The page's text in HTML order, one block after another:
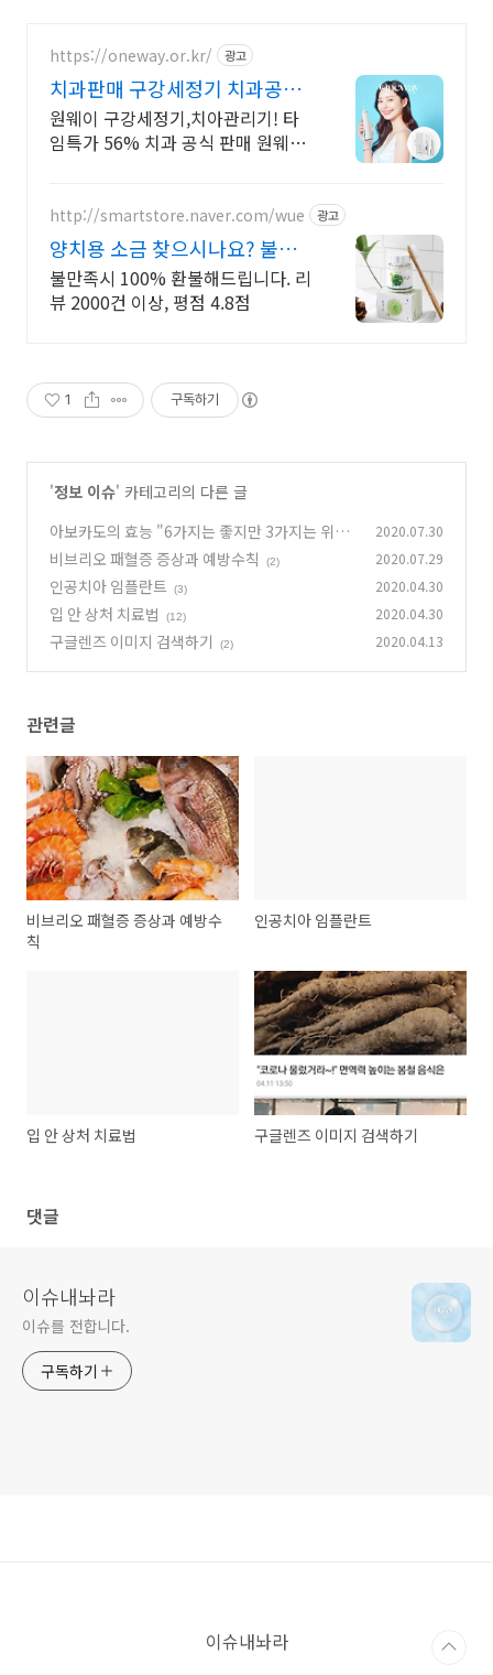
https://oneway.or.kr/ 광고
치과판매 구강세정기 치과공식
판매 원웨이 타임세일
원웨이 구강세정기,치아관리기! 타
임특가 56% 치과 공식 판매 원웨이
http://smartstore.naver.com/wue 광고
양치용 소금 찾으시나요? 불만
족시 100% 환불
불만족시 100% 환불해드립니다. 리
뷰 2000건 이상, 평점 4.8점
1 구독하기
'정보 이슈' 카테고리의 다른 글
아보카도의 효능 "6가지는 좋지만 3가지는 위험
해"
(2)
2020.07.30
비브리오 패혈증 증상과 예방수칙 (2) 2020.07.29
인공치아 임플란트 (3) 2020.04.30
입 안 상처 치료법 (12) 2020.04.30
구글렌즈 이미지 검색하기 (2) 2020.04.13
관련글
비브리오 패혈증 증상과 예방수
칙
인공치아 임플란트
입 안 상처 치료법 구글렌즈 이미지 검색하기
댓글
이슈내놔라
이슈를 전합니다.
구독하기
이슈내놔라